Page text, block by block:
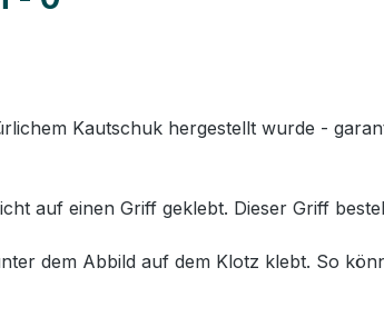
Kautschuk hergestellt wurde -
auf einen Griff geklebt. Dieser Griff
dem Abbild auf dem Klotz klebt. So